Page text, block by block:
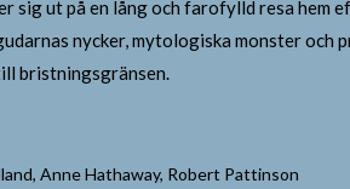
sig ut på en lång och farofylld resa hem
nycker, mytologiska monster och
bristningsgränsen.
Anne Hathaway, Robert Pattinson